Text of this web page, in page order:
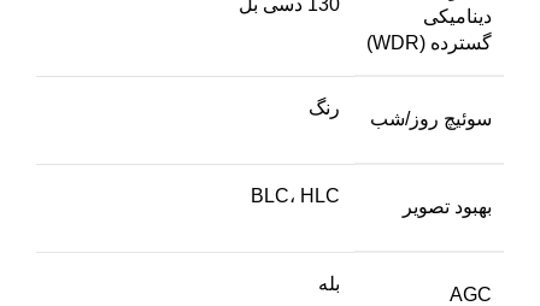
دینامیکی
گسترده (WDR)
سوئیچ روز/شب
رنگ
بهبود تصویر
BLC، HLC
AGC
بله